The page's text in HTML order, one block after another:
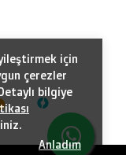
için
çerezler
bilgiye
Anladım